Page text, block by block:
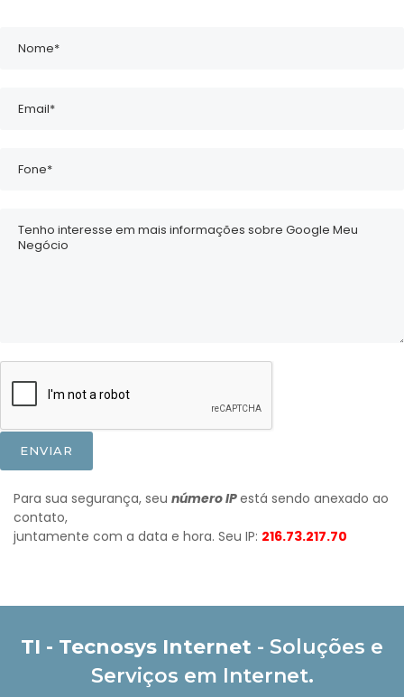
ENVIAR
Para sua segurança, seu número IPestá sendo anexado ao
contato,
juntamente com a data e hora. Seu IP: 216.73.217.70
TI - Tecnosys Internet - Soluções e
Serviços em Internet.